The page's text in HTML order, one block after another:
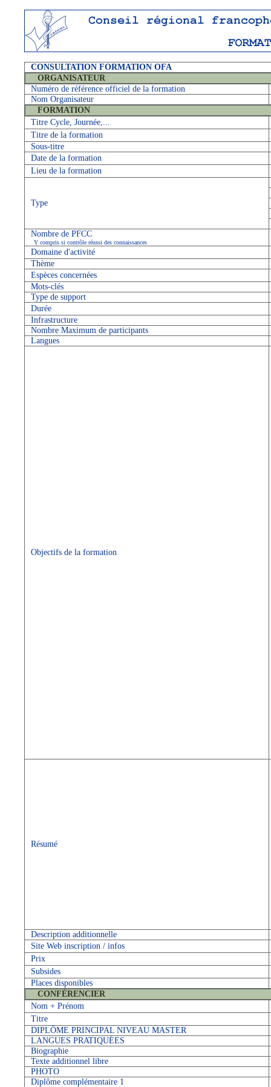
CONSULTATION FORMATION OFA
ORGANISATEUR
Numéro de référence officiel de la formation
Nom Organisateur
FORMATION
Titre Cycle, Journée,...
Titre de la formation
Sous-titre
Date de la formation
Lieu de la formation
Type
Nombre de PFCC
Y compris si contrôle réussi des connaissances
Domaine d'activité
Thème
Espèces concernées
Mots-clés
Type de support
Durée
Infrastructure
Nombre Maximum de participants
Langues
Objectifs de la formation
Résumé
Description additionnelle
Site Web inscription / infos
Prix
Subsides
Places disponibles
CONFÉRENCIER
Nom + Prénom
Titre
DIPLÔME PRINCIPAL NIVEAU MASTER
LANGUES PRATIQUÉES
Biographie
Texte additionnel libre
PHOTO
Diplôme complémentaire 1